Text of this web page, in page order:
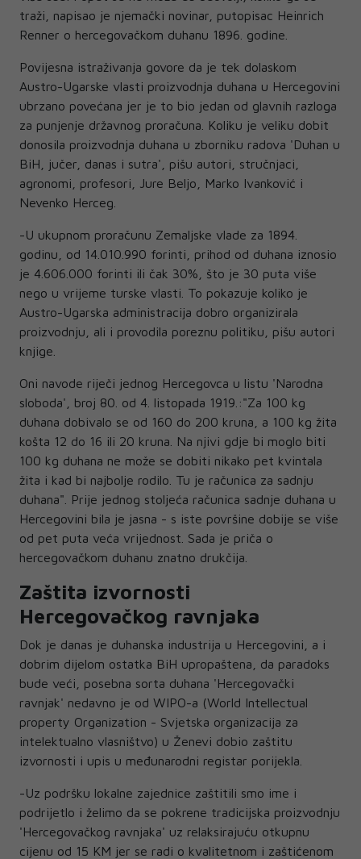
traži, napisao je njemački novinar, putopisac Heinrich
Renner o hercegovačkom duhanu 1896. godine.
Povijesna istraživanja govore da je tek dolaskom
Austro-Ugarske vlasti proizvodnja duhana u Hercegovini
ubrzano povećana jer je to bio jedan od glavnih razloga
za punjenje državnog proračuna. Koliku je veliku dobit
donosila proizvodnja duhana u zborniku radova 'Duhan u
BiH, jučer, danas i sutra', pišu autori, stručnjaci,
agronomi, profesori, Jure Beljo, Marko Ivanković i
Nevenko Herceg.
-U ukupnom proračunu Zemaljske vlade za 1894.
godinu, od 14.010.990 forinti, prihod od duhana iznosio
je 4.606.000 forinti ili čak 30%, što je 30 puta više
nego u vrijeme turske vlasti. To pokazuje koliko je
Austro-Ugarska administracija dobro organizirala
proizvodnju, ali i provodila poreznu politiku, pišu autori
knjige.
Oni navode riječi jednog Hercegovca u listu 'Narodna
sloboda', broj 80. od 4. listopada 1919.:"Za 100 kg
duhana dobivalo se od 160 do 200 kruna, a 100 kg žita
košta 12 do 16 ili 20 kruna. Na njivi gdje bi moglo biti
100 kg duhana ne može se dobiti nikako pet kvintala
žita i kad bi najbolje rodilo. Tu je računica za sadnju
duhana". Prije jednog stoljeća računica sadnje duhana u
Hercegovini bila je jasna - s iste površine dobije se više
od pet puta veća vrijednost. Sada je priča o
hercegovačkom duhanu znatno drukčija.
Zaštita izvornosti
Hercegovačkog ravnjaka
Dok je danas je duhanska industrija u Hercegovini, a i
dobrim dijelom ostatka BiH upropaštena, da paradoks
bude veći, posebna sorta duhana 'Hercegovački
ravnjak' nedavno je od WIPO-a (World Intellectual
property Organization - Svjetska organizacija za
intelektualno vlasništvo) u Ženevi dobio zaštitu
izvornosti i upis u međunarodni registar porijekla.
-Uz podršku lokalne zajednice zaštitili smo ime i
podrijetlo i želimo da se pokrene tradicijska proizvodnju
'Hercegovačkog ravnjaka' uz relaksirajuću otkupnu
cijenu od 15 KM jer se radi o kvalitetnom i zaštićenom